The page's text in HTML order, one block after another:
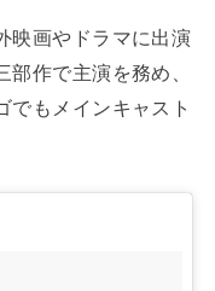
映画やドラマに出演
作で主演を務め、
でもメインキャスト